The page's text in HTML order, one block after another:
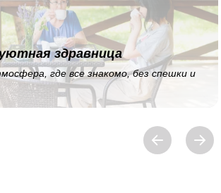
здравница
где все знакомо, без спешки и